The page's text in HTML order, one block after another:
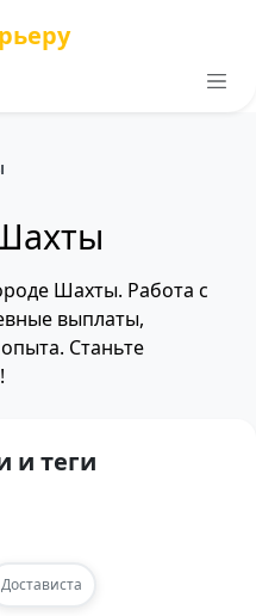
Шахты. Работа с
выплаты,
Станьте
и теги
Достависта